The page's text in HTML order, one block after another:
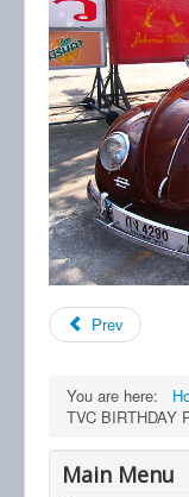
Prev
You are here:
TVC BIRTHDAY
Main Menu